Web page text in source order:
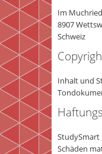
Im
8907
Schweiz
Inhalt und
T
StudySmart
Schäden